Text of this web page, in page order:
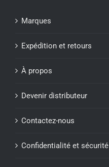
Marques
Expédition et retours
À propos
Devenir distributeur
Contactez-nous
Confidentialité et sécurité